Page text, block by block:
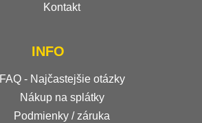
Kontakt
INFO
FAQ - Najčastejšie otázky
Nákup na splátky
Podmienky / záruka